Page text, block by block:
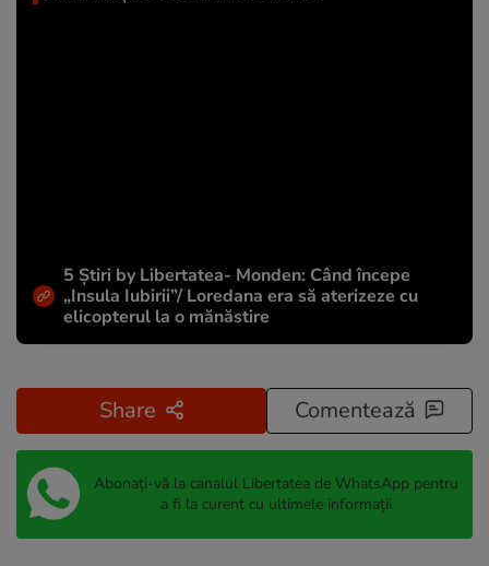
5 Știri by Libertatea- Monden: Când începe
„Insula Iubirii”/ Loredana era să aterizeze cu
elicopterul la o mănăstire
Share Comentează
Abonați-vă la canalul Libertatea de WhatsApp pentru
a fi la curent cu ultimele informații